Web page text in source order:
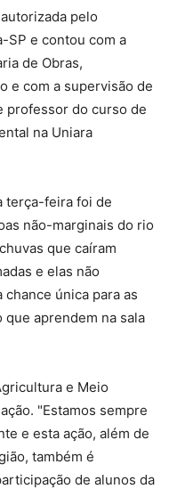
pelo
SP e contou com a
de Obras,
e com a supervisão de
professor do curso de
na Uniara
terça-feira foi de
não-marginais do rio
que caíram
e elas não
única para as
aprendem na sala
e Meio
"Estamos sempre
e esta ação, além de
também é
de alunos da